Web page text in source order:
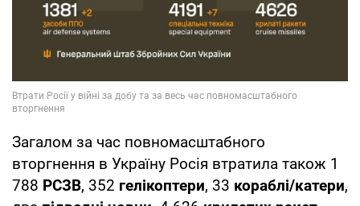
Загалом за час повномасштабного
вторгнення в Україну Росія втратила також 1
788 РСЗВ, 352 гелікоптери, 33 кораблі/катери,